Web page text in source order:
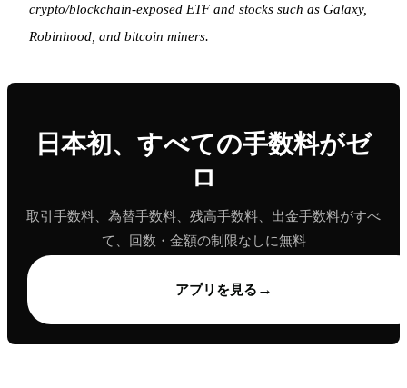
crypto/blockchain-exposed ETF and stocks such as Galaxy,
Robinhood, and bitcoin miners.
日本初、すべての手数料がゼ
ロ
取引手数料、為替手数料、残高手数料、出金手数料がすべ
て、回数・金額の制限なしに無料
アプリを見る →